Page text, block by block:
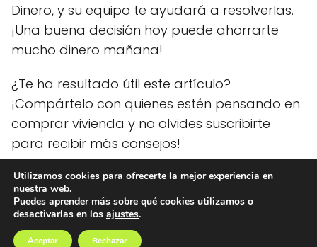
Dinero, y su equipo te ayudará a resolverlas.
¡Una buena decisión hoy puede ahorrarte
mucho dinero mañana!
¿Te ha resultado útil este artículo?
¡Compártelo con quienes estén pensando en
comprar vivienda y no olvides suscribirte
para recibir más consejos!
Ideas Dinero blog
¿Hipoteca fija o variable Descubre cuál te
conviene en 2026?
Utilizamos cookies para ofrecerte la mejor experiencia en
nuestra web.
Puedes aprender más sobre qué cookies utilizamos o
desactivarlas en los ajustes.
Aceptar Rechazar